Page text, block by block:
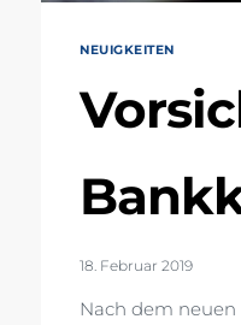
NEUIGKEITEN
18. Februar 2019
Nach dem neuen